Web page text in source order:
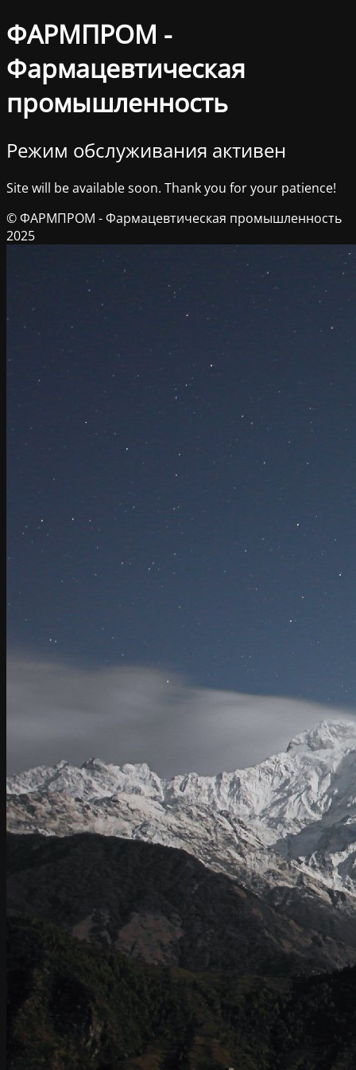
ФАРМПРОМ -
Фармацевтическая
промышленность
Режим обслуживания активен
Site will be available soon. Thank you for your patience!
© ФАРМПРОМ - Фармацевтическая промышленность
2025